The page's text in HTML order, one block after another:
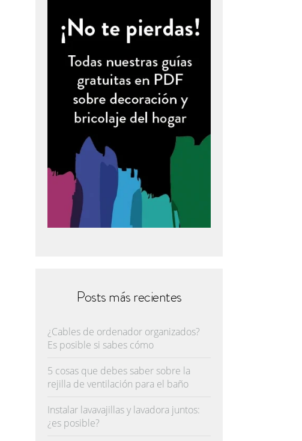
Posts más recientes
¿Cables de ordenador organizados?
Es posible si sabes cómo
5 cosas que debes saber sobre la
rejilla de ventilación para el baño
Instalar lavavajillas y lavadora juntos:
¿es posible?